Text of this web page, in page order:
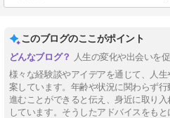
このブログのここがポイント
人生の変化や出会いを
様々な経験談やアイデアを通じて、人
案しています。年齢や状況に関わらず
進むことができると伝え、身近に取り
しています。そうしたアドバイスをも